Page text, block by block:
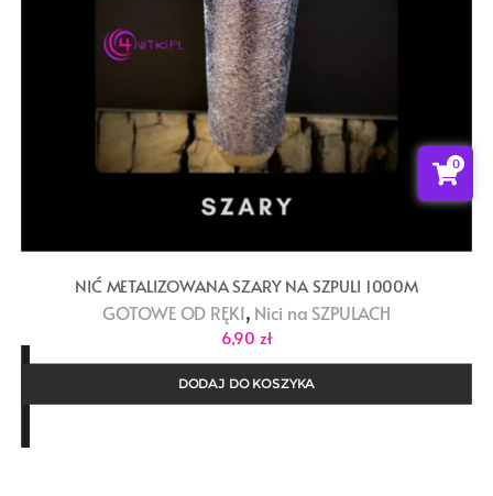
NIĆ METALIZOWANA SZARY NA SZPULI 1000M
GOTOWE OD RĘKI, Nici na SZPULACH
6,90 zł
DODAJ DO KOSZYKA
0